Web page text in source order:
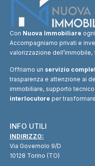
Con Nuova Immobiliare
Accompagniamo privati e
valorizzazione dell’immobile,
Offriamo un servizio
trasparenza e attenzione ai
immobiliare, supporto
interlocutore per
INFO UTILI
INDIRIZZO:
Via Governolo 9/D
10128 Torino (TO)